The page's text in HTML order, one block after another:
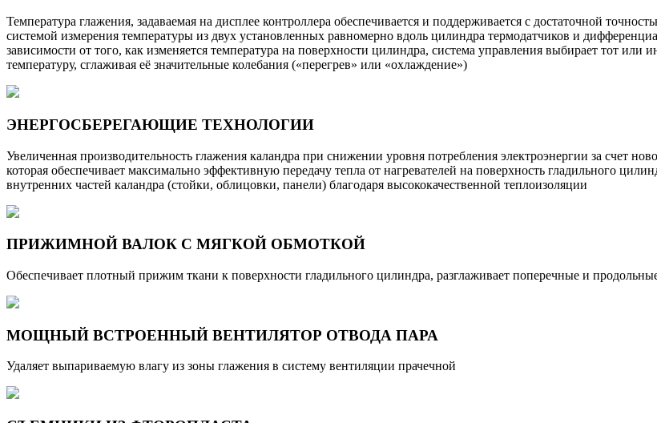
Температура глажения, задаваемая на дисплее контроллера обеспечивается и поддерживается с достаточной
системой измерения температуры из двух установленных равномерно вдоль цилиндра термодатчиков и
зависимости от того, как изменяется температура на поверхности цилиндра, система управления выбирает тот
температуру, сглаживая её значительные колебания («перегрев» или «охлаждение»)
ЭНЕРГОСБЕРЕГАЮЩИЕ ТЕХНОЛОГИИ
Увеличенная производительность глажения каландра при снижении уровня потребления электроэнергии за счет
которая обеспечивает максимально эффективную передачу тепла от нагревателей на поверхность гладильного
внутренних частей каландра (стойки, облицовки, панели) благодаря высококачественной теплоизоляции
ПРИЖИМНОЙ ВАЛОК С МЯГКОЙ ОБМОТКОЙ
Обеспечивает плотный прижим ткани к поверхности гладильного цилиндра, разглаживает поперечные и
МОЩНЫЙ ВСТРОЕННЫЙ ВЕНТИЛЯТОР ОТВОДА ПАРА
Удаляет выпариваемую влагу из зоны глажения в систему вентиляции прачечной